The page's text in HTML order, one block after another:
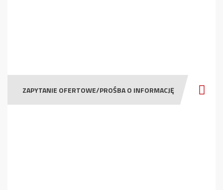
ZAPYTANIE OFERTOWE/PROŚBA O INFORMACJĘ